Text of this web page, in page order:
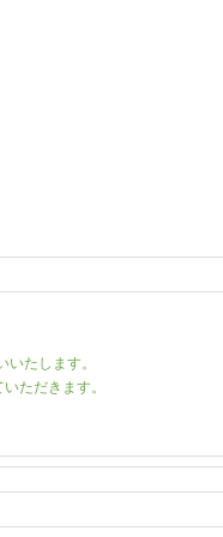
たします。
ただきます。